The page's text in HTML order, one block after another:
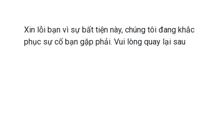
Xin lỗi bạn vì sự bất tiện này, chúng tôi đang khắc
phục sự cố bạn gặp phải. Vui lòng quay lại sau